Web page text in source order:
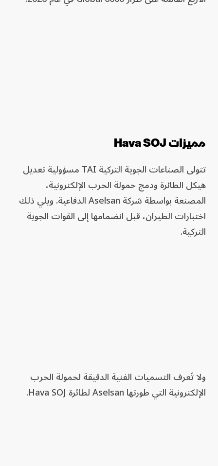
مميزات Hava SOJ
تتولى الصناعات الجوية التركية TAI مسؤولية تعديل
هيكل الطائرة ودمج حمولة الحرب الإلكترونية،
المصنعة بواسطة شركة Aselsan الدفاعية. ويلي ذلك
اختبارات الطيران، قبل انضمامها إلى القوات الجوية
التركية.
ولا تُعرف التسميات الفنية الدقيقة لحمولة الحرب
الإلكترونية التي طورتها Aselsan لطائرة Hava SOJ.